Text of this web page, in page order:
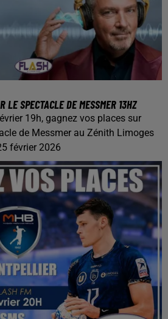
LE SPECTACLE DE MESSMER 13HZ
19h, gagnez vos places sur
de Messmer au Zénith Limoges
février 2026